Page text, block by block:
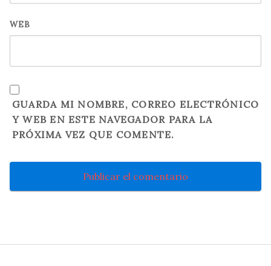
WEB
GUARDA MI NOMBRE, CORREO ELECTRÓNICO
Y WEB EN ESTE NAVEGADOR PARA LA
PRÓXIMA VEZ QUE COMENTE.